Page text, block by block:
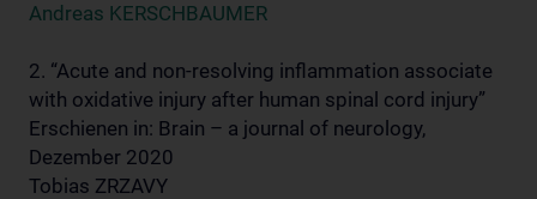
Andreas KERSCHBAUMER
2. “Acute and non-resolving inflammation associate
with oxidative injury after human spinal cord injury”
Erschienen in: Brain – a journal of neurology,
Dezember 2020
Tobias ZRZAVY